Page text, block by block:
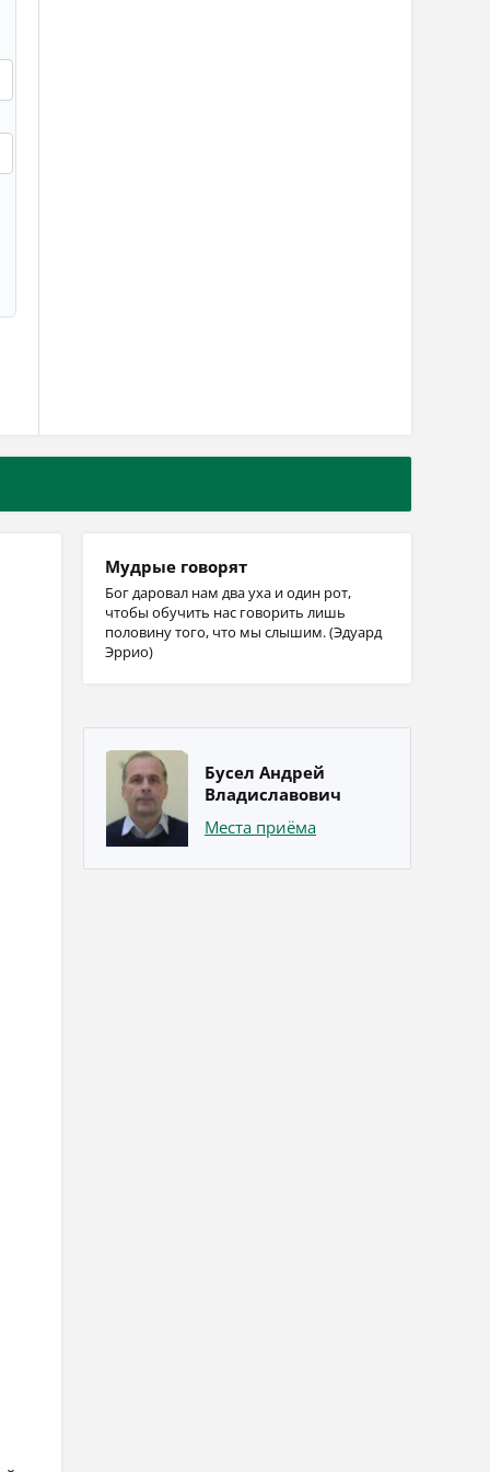
Мудрые говорят
Бог даровал нам два уха и один рот,
чтобы обучить нас говорить лишь
половину того, что мы слышим. (Эдуард
Эррио)
Бусел Андрей
Владиславович
Места приёма